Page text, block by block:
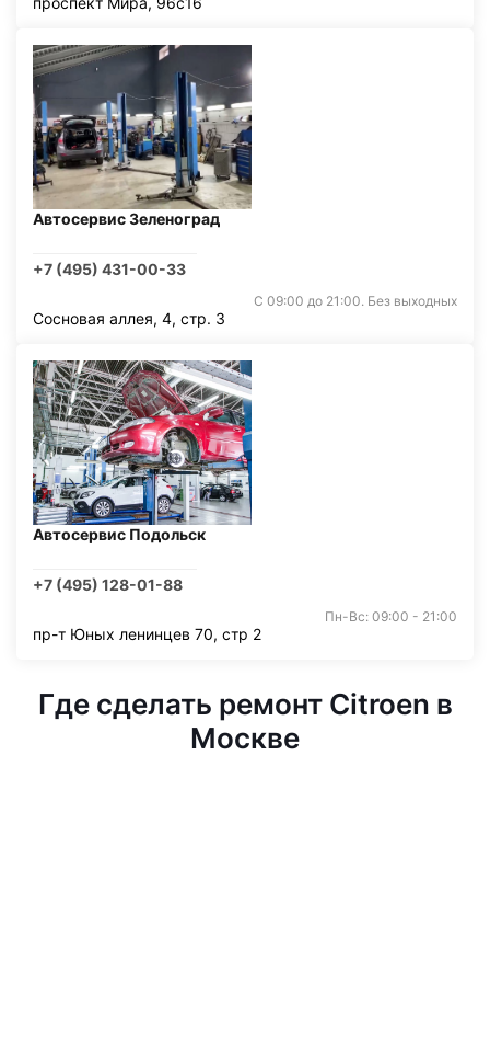
Автосервис Зеленоград
+7 (495) 431-00-33
С 09:00 до 21:00. Без выходных
Сосновая аллея, 4, стр. 3
Автосервис Подольск
+7 (495) 128-01-88
Пн-Вс: 09:00 - 21:00
пр-т Юных ленинцев 70, стр 2
Где сделать ремонт Citroen в
Москве